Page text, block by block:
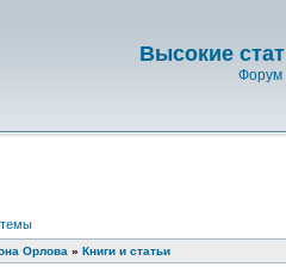
Высокие
Форум
Орлова » Книги и статьи